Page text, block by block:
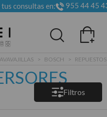
consultas en: 955 44 45
> BOSCH > REPUESTOS
Filtros